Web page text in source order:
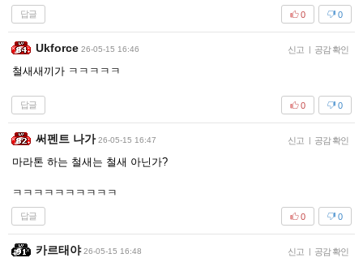
답글 0
0
Ukforce 26-05-15 16:46 신고 | 공감 확인
철새새끼가 ㅋㅋㅋㅋㅋ
답글 0
0
써펜트 나가 26-05-15 16:47 신고 | 공감 확인
마라톤 하는 철새는 철새 아닌가?
ㅋㅋㅋㅋㅋㅋㅋㅋㅋㅋ
답글 0
0
카르태야 26-05-15 16:48 신고 | 공감 확인